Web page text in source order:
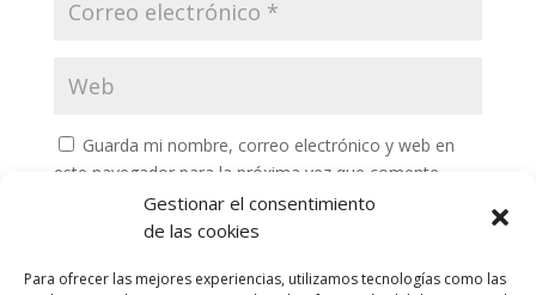
Gestionar el consentimiento
de las cookies
Para ofrecer las mejores experiencias, utilizamos tecnologías como las
Guarda mi nombre, correo electrónico y web en
este navegador para la próxima vez que comente.